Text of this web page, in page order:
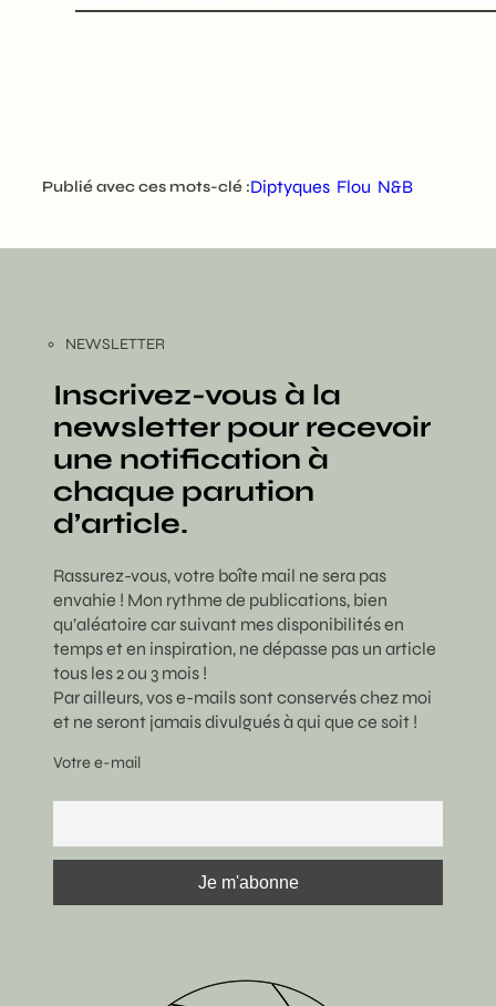
Publié avec ces mots-clé :Diptyques Flou N&B
NEWSLETTER
Inscrivez-vous à la
newsletter pour recevoir
une notification à
chaque parution
d’article.
Rassurez-vous, votre boîte mail ne sera pas
envahie ! Mon rythme de publications, bien
qu’aléatoire car suivant mes disponibilités en
temps et en inspiration, ne dépasse pas un article
tous les 2 ou 3 mois !
Par ailleurs, vos e-mails sont conservés chez moi
et ne seront jamais divulgués à qui que ce soit !
Votre e-mail